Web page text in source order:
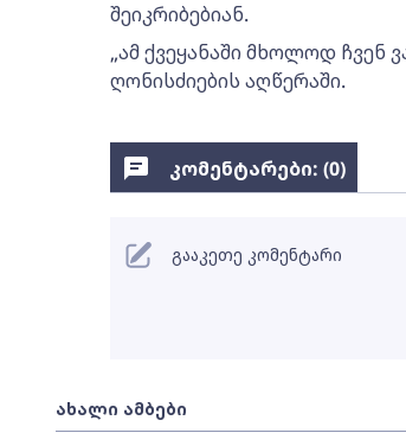
შეიკრიბებიან.
„ამ ქვეყანაში მხოლოდ ჩვენ
ღონისძიების აღწერაში.
ახალი ამბები
კომენტარები: (0)
გააკეთე კომენტარი